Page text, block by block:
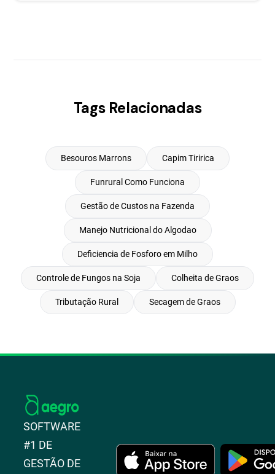
Tags Relacionadas
Besouros Marrons Capim Tiririca
Funrural Como Funciona
Gestão de Custos na Fazenda
Manejo Nutricional do Algodao
Deficiencia de Fosforo em Milho
Controle de Fungos na Soja Colheita de Graos
Tributação Rural Secagem de Graos
SOFTWARE
#1 DE
GESTÃO DE